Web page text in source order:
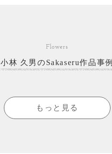
Flowers
小林 久男のSakaseru作品事例
もっと見る